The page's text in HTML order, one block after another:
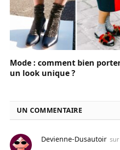
Mode : comment bien
un look unique ?
UN COMMENTAIRE
Devienne-Dusautoir sur